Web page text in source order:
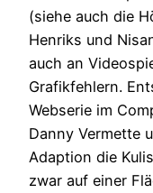
(siehe auch die
Henriks und
auch an
Grafikfehlern.
Webserie im
Danny Vermette
Adaption die
zwar auf einer